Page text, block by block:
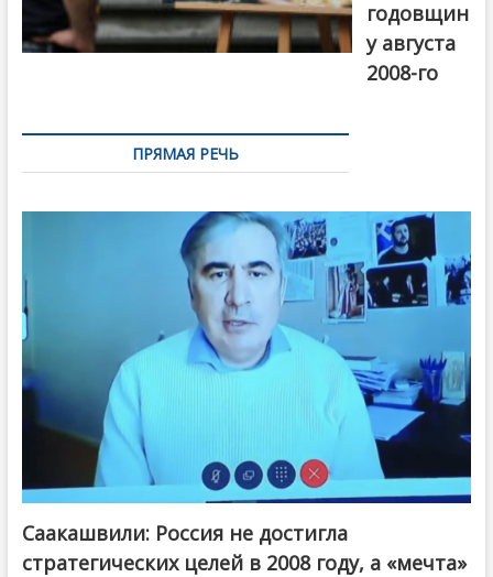
годовщин
у августа
2008-го
ПРЯМАЯ РЕЧЬ
Саакашвили: Россия не достигла
стратегических целей в 2008 году, а «мечта»